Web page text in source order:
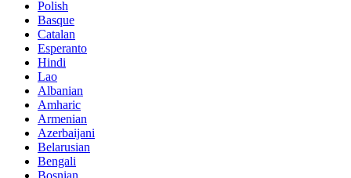
Polish
Basque
Catalan
Esperanto
Hindi
Lao
Albanian
Amharic
Armenian
Azerbaijani
Belarusian
Bengali
Bosnian